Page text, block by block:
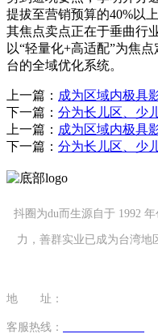
提拔至营销预算的40%以
其焦点卖点正在于垂曲行
以“轻量化+高适配”为焦
台的全域优化系统。
上一篇： 成为区域内极具
下一篇： 分为长儿区、少
上一篇： 成为区域内极具
下一篇： 分为长儿区、少
抖圈为du而生源自于 1992
力，善群实业已成为台湾地
地 址：
客服热线：